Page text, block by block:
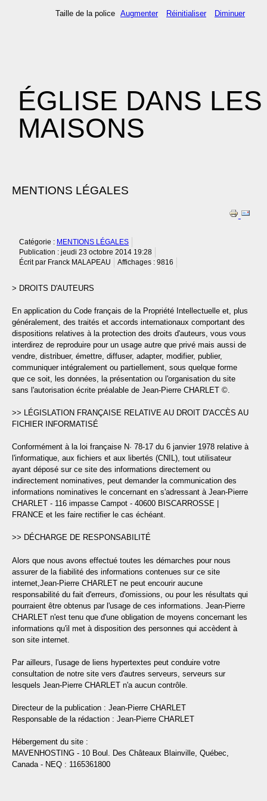
ÉGLISE DANS LES
MAISONS
Taille de la police Augmenter Réinitialiser Diminuer
MENTIONS LÉGALES
Catégorie : MENTIONS LÉGALES
Publication : jeudi 23 octobre 2014 19:28
Écrit par Franck MALAPEAU
Affichages : 9816
> DROITS D'AUTEURS
En application du Code français de la Propriété Intellectuelle et, plus
généralement, des traités et accords internationaux comportant des
dispositions relatives à la protection des droits d'auteurs, vous vous
interdirez de reproduire pour un usage autre que privé mais aussi de
vendre, distribuer, émettre, diffuser, adapter, modifier, publier,
communiquer intégralement ou partiellement, sous quelque forme
que ce soit, les données, la présentation ou l'organisation du site
sans l'autorisation écrite préalable de Jean-Pierre CHARLET ©.
>> LÉGISLATION FRANÇAISE RELATIVE AU DROIT D'ACCÈS AU
FICHIER INFORMATISÉ
Conformément à la loi française N· 78-17 du 6 janvier 1978 relative à
l'informatique, aux fichiers et aux libertés (CNIL), tout utilisateur
ayant déposé sur ce site des informations directement ou
indirectement nominatives, peut demander la communication des
informations nominatives le concernant en s'adressant à Jean-Pierre
CHARLET - 116 impasse Campot - 40600 BISCARROSSE |
FRANCE et les faire rectifier le cas échéant.
>> DÉCHARGE DE RESPONSABILITÉ
Alors que nous avons effectué toutes les démarches pour nous
assurer de la fiabilité des informations contenues sur ce site
internet,Jean-Pierre CHARLET ne peut encourir aucune
responsabilité du fait d'erreurs, d'omissions, ou pour les résultats qui
pourraient être obtenus par l'usage de ces informations. Jean-Pierre
CHARLET n'est tenu que d'une obligation de moyens concernant les
informations qu'il met à disposition des personnes qui accèdent à
son site internet.
Par ailleurs, l'usage de liens hypertextes peut conduire votre
consultation de notre site vers d'autres serveurs, serveurs sur
lesquels Jean-Pierre CHARLET n'a aucun contrôle.
Directeur de la publication : Jean-Pierre CHARLET
Responsable de la rédaction : Jean-Pierre CHARLET
Hébergement du site :
MAVENHOSTING - 10 Boul. Des Châteaux Blainville, Québec,
Canada - NEQ : 1165361800